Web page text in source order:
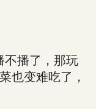
播了，那玩
也变难吃了，